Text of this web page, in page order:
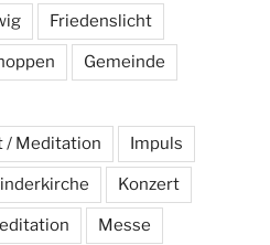
Friedenslicht
Gemeinde
/ Meditation Impuls
Konzert
Messe